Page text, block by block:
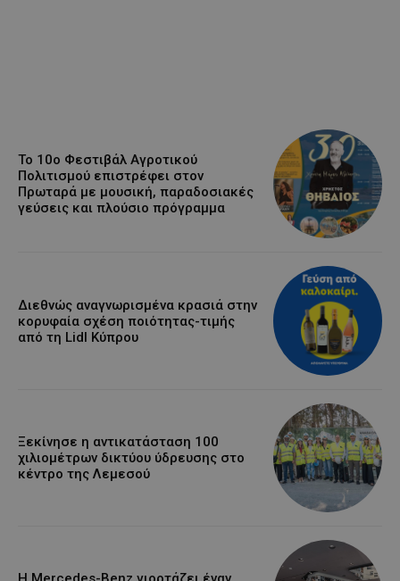
Το 10ο Φεστιβάλ Αγροτικού
Πολιτισμού επιστρέφει στον
Πρωταρά με μουσική, παραδοσιακές
γεύσεις και πλούσιο πρόγραμμα
Διεθνώς αναγνωρισμένα κρασιά στην
κορυφαία σχέση ποιότητας-τιμής
από τη Lidl Κύπρου
Ξεκίνησε η αντικατάσταση 100
χιλιομέτρων δικτύου ύδρευσης στο
κέντρο της Λεμεσού